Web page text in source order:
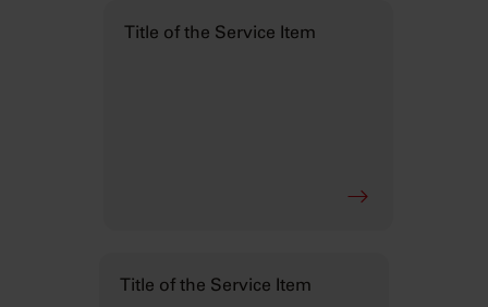
Title of the Service Item
Title of the Service Item